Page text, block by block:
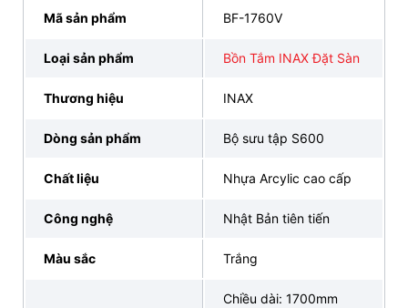
3. Bản vẽ lắp đặt bồn tắm INAX đặt sàn BF-
Mã sản phẩm BF-1760V
Loại sản phẩm Bồn Tắm INAX Đặt Sàn
Thương hiệu INAX
Dòng sản phẩm Bộ sưu tập S600
Chất liệu Nhựa Arcylic cao cấp
Công nghệ Nhật Bản tiên tiến
Màu sắc Trắng
Chiều dài: 1700mm